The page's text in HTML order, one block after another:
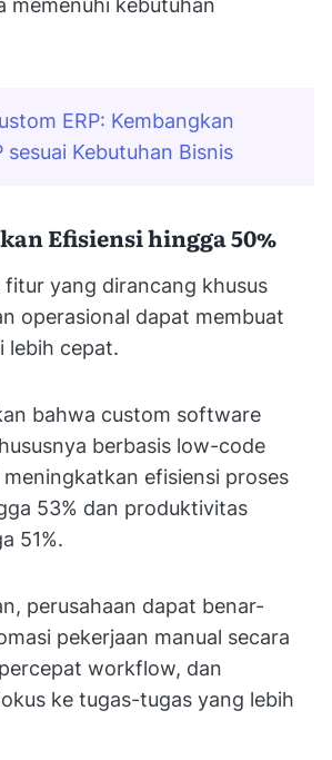
memenuhi kebutuhan
ERP: Kembangkan
sesuai Kebutuhan Bisnis
Efisiensi hingga 50%
fitur yang dirancang khusus
operasional dapat membuat
lebih cepat.
bahwa custom software
berbasis low-code
efisiensi proses
53% dan produktivitas
51%.
perusahaan dapat benar-
pekerjaan manual secara
workflow, dan
ke tugas-tugas yang lebih